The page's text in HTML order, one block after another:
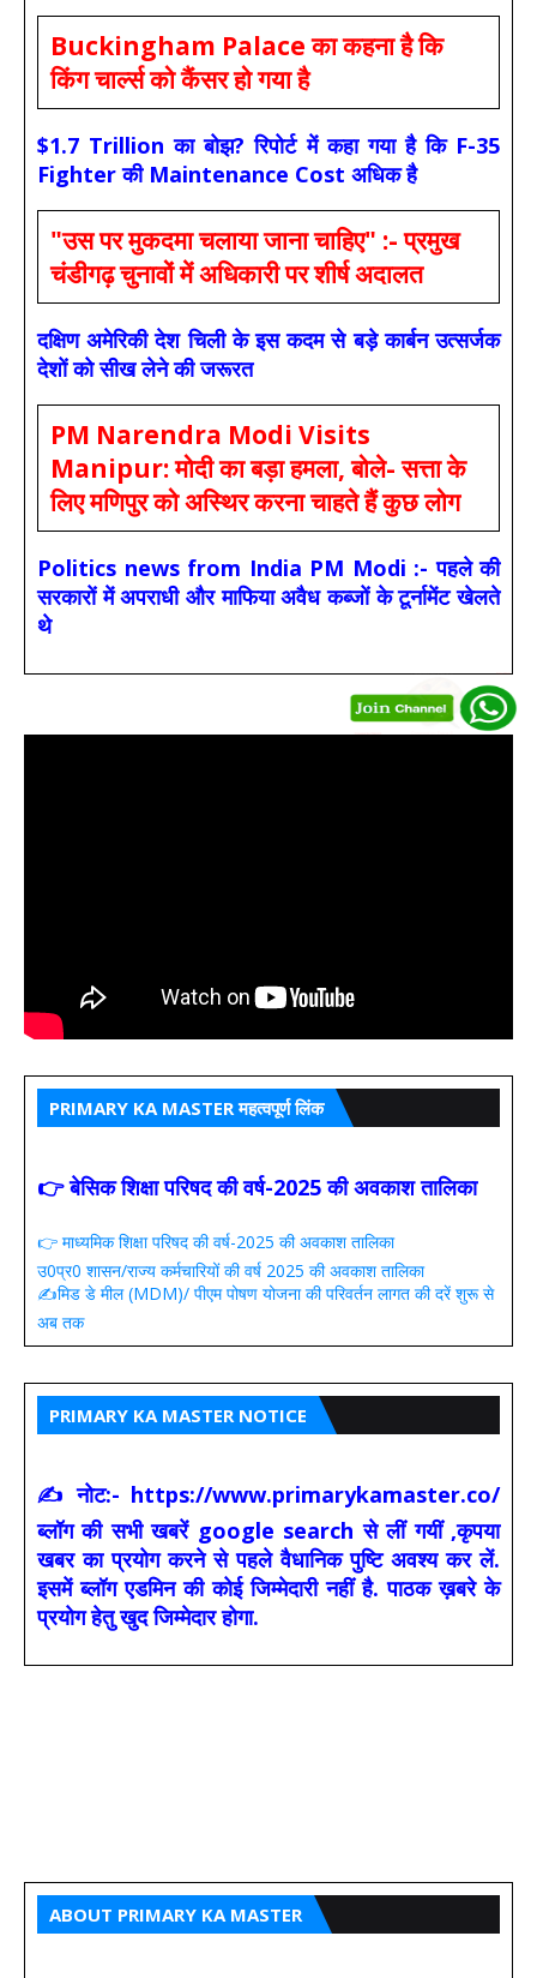
Buckingham Palace का कहना है कि
किंग चार्ल्स को कैंसर हो गया है
$1.7 Trillion का बोझ? रिपोर्ट में कहा गया है कि F-35
Fighter की Maintenance Cost अधिक है
"उस पर मुकदमा चलाया जाना चाहिए" :- प्रमुख
चंडीगढ़ चुनावों में अधिकारी पर शीर्ष अदालत
दक्षिण अमेरिकी देश चिली के इस कदम से बड़े कार्बन उत्सर्जक
देशों को सीख लेने की जरूरत
PM Narendra Modi Visits
Manipur: मोदी का बड़ा हमला, बोले- सत्ता के
लिए मणिपुर को अस्थिर करना चाहते हैं कुछ लोग
Politics news from India PM Modi :- पहले की
सरकारों में अपराधी और माफिया अवैध कब्जों के टूर्नामेंट खेलते
थे
PRIMARY KA MASTER महत्वपूर्ण लिंक
👉 बेसिक शिक्षा परिषद की वर्ष-2025 की अवकाश तालिका
👉 माध्यमिक शिक्षा परिषद की वर्ष-2025 की अवकाश तालिका
उ0प्र0 शासन/राज्य कर्मचारियों की वर्ष 2025 की अवकाश तालिका
✍️मिड डे मील (MDM)/ पीएम पोषण योजना की परिवर्तन लागत की दरें शुरू से
अब तक
PRIMARY KA MASTER NOTICE
✍ नोट:- https://www.primarykamaster.co/
ब्लॉग की सभी खबरें google search से लीं गयीं ,कृपया
खबर का प्रयोग करने से पहले वैधानिक पुष्टि अवश्य कर लें.
इसमें ब्लॉग एडमिन की कोई जिम्मेदारी नहीं है. पाठक ख़बरे के
प्रयोग हेतु खुद जिम्मेदार होगा.
ABOUT PRIMARY KA MASTER